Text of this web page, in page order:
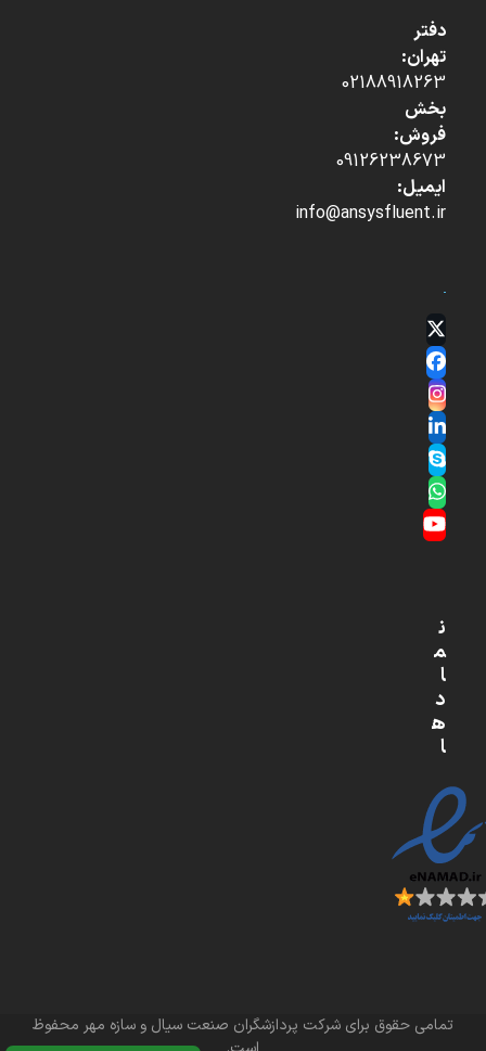
دفتر
تهران:
02188918263
بخش
فروش:
09126238673
ایمیل:
info@ansysfluent.ir
Twitter
(deprecated)
Facebook
Instagram
LinkedIn
Skype
Whatsapp
YouTube
ن
م
ا
د
ه
ا
تمامی حقوق برای شرکت پردازشگران صنعت سیال و سازه مهر محفوظ